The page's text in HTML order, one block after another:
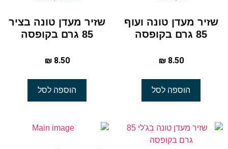
שזיר מעדן טונה ועוף
85 גרם בקופסה
₪8.50
הוספה לסל
שזיר מעדן טונה בציר
85 גרם בקופסה
₪8.50
הוספה לסל